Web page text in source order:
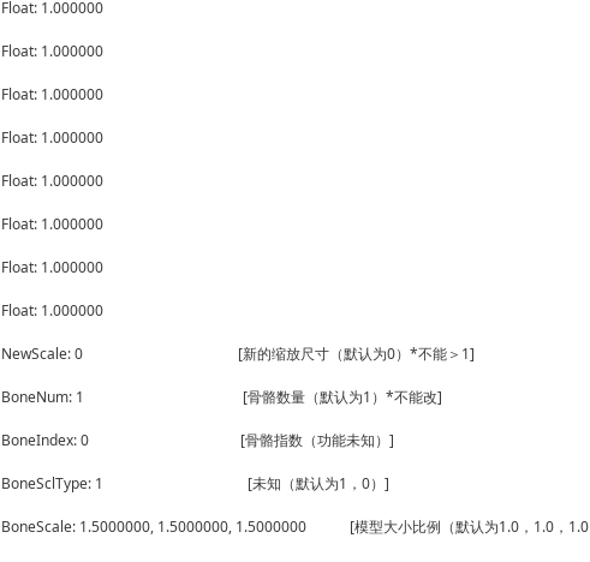
Float: 1.000000
Float: 1.000000
Float: 1.000000
Float: 1.000000
Float: 1.000000
Float: 1.000000
Float: 1.000000
Float: 1.000000
NewScale: 0 [新的缩放尺寸（默认为0）*不能＞1]
BoneNum: 1 [骨骼数量（默认为1）*不能改]
BoneIndex: 0 [骨骼指数（功能未知）]
BoneSclType: 1 [未知（默认为1，0）]
BoneScale: 1.5000000, 1.5000000, 1.5000000 [模型大小比例（默认为1.0，1.0，